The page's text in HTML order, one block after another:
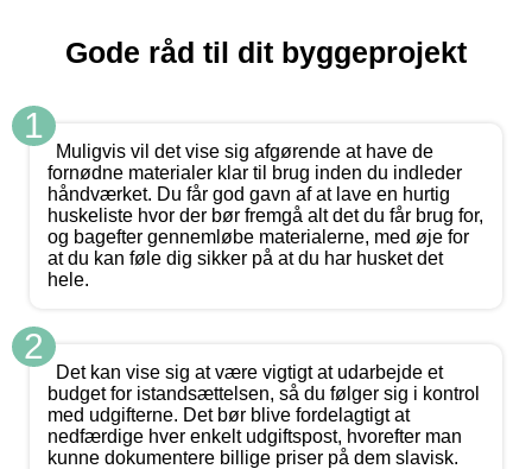
Gode råd til dit byggeprojekt
1
Muligvis vil det vise sig afgørende at have de
fornødne materialer klar til brug inden du indleder
håndværket. Du får god gavn af at lave en hurtig
huskeliste hvor der bør fremgå alt det du får brug for,
og bagefter gennemløbe materialerne, med øje for
at du kan føle dig sikker på at du har husket det
hele.
2
Det kan vise sig at være vigtigt at udarbejde et
budget for istandsættelsen, så du følger sig i kontrol
med udgifterne. Det bør blive fordelagtigt at
nedfærdige hver enkelt udgiftspost, hvorefter man
kunne dokumentere billige priser på dem slavisk.